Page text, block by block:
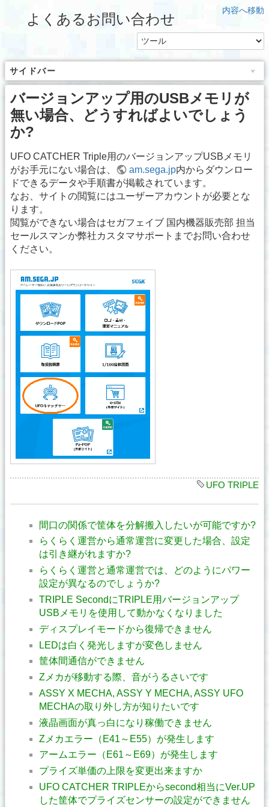
内容へ移動
よくあるお問い合わせ
サイドバー
バージョンアップ用のUSBメモリが
無い場合、どうすればよいでしょう
か?
UFO CATCHER Triple用のバージョンアップUSBメモリ
がお手元にない場合は、
am.sega.jp内からダウンロー
ドできるデータや手順書が掲載されています。
なお、サイトの閲覧にはユーザーアカウントが必要とな
ります。
閲覧ができない場合はセガフェイブ 国内機器販売部 担当
セールスマンか弊社カスタマサポートまでお問い合わせ
ください。
UFO TRIPLE
間口の関係で筐体を分解搬入したいが可能ですか?
らくらく運営から通常運営に変更した場合、設定
は引き継がれますか?
らくらく運営と通常運営では、どのようにパワー
設定が異なるのでしょうか?
TRIPLE SecondにTRIPLE用バージョンアップ
USBメモリを使用して動かなくなりました
ディスプレイモードから復帰できません
LEDは白く発光しますが変色しません
筐体間通信ができません
Zメカが移動する際、音がうるさいです
ASSY X MECHA, ASSY Y MECHA, ASSY UFO
MECHAの取り外し方が知りたいです
液晶画面が真っ白になり稼働できません
Zメカエラー（E41～E55）が発生します
アームエラー（E61～E69）が発生します
プライズ単価の上限を変更出来ますか
UFO CATCHER TRIPLEからsecond相当にVer.UP
した筐体でプライズセンサーの設定ができません